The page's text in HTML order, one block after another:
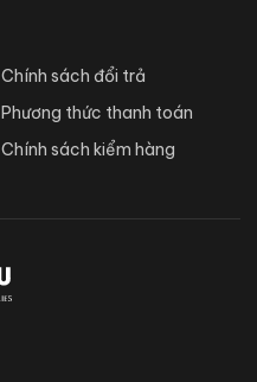
Chính sách đổi trả
Phương thức thanh toán
Chính sách kiểm hàng